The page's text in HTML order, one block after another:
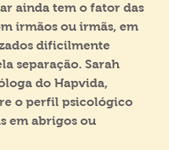
ainda tem o fator das
irmãos ou irmãs, em
dificilmente
separação. Sarah
do Hapvida,
o perfil psicológico
em abrigos ou